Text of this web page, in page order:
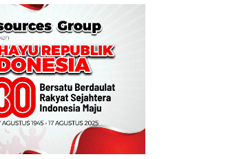
Piala Wali Kota
Manado